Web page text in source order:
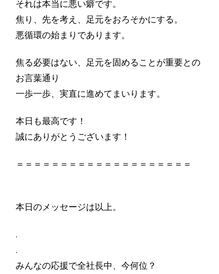
それは本当に悪い癖です。
焦り、先を考え、足元をおろそかにする。
悪循環の始まりであります。
焦る必要はない、足元を固めることが重要との
お言葉通り
一歩一歩、実直に進めてまいります。
本日も最高です！
誠にありがとうございます！
＝＝＝＝＝＝＝＝＝＝＝＝＝＝＝＝＝＝＝＝
本日のメッセージは以上。
.
.
みんなの応援で全社長中、今何位？